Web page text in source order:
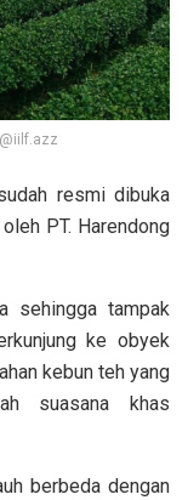
resmi dibuka
PT. Harendong
sehingga tampak
ke obyek
kebun teh yang
suasana khas
berbeda dengan